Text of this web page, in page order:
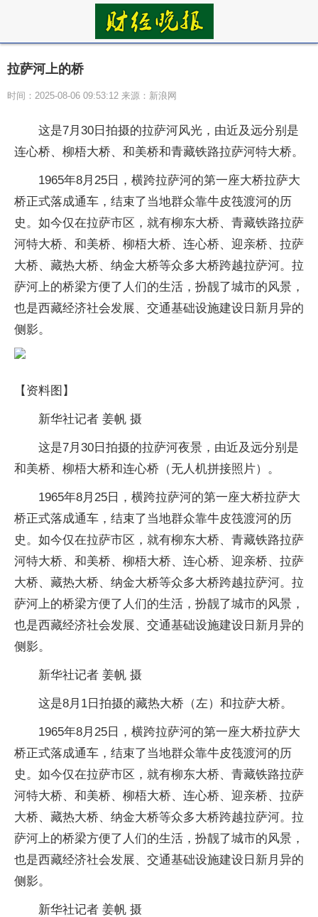
拉萨河上的桥
时间：2025-08-06 09:53:12 来源：新浪网
这是7月30日拍摄的拉萨河风光，由近及远分别是
连心桥、柳梧大桥、和美桥和青藏铁路拉萨河特大桥。
1965年8月25日，横跨拉萨河的第一座大桥拉萨大
桥正式落成通车，结束了当地群众靠牛皮筏渡河的历
史。如今仅在拉萨市区，就有柳东大桥、青藏铁路拉萨
河特大桥、和美桥、柳梧大桥、连心桥、迎亲桥、拉萨
大桥、藏热大桥、纳金大桥等众多大桥跨越拉萨河。拉
萨河上的桥梁方便了人们的生活，扮靓了城市的风景，
也是西藏经济社会发展、交通基础设施建设日新月异的
侧影。
【资料图】
新华社记者 姜帆 摄
这是7月30日拍摄的拉萨河夜景，由近及远分别是
和美桥、柳梧大桥和连心桥（无人机拼接照片）。
1965年8月25日，横跨拉萨河的第一座大桥拉萨大
桥正式落成通车，结束了当地群众靠牛皮筏渡河的历
史。如今仅在拉萨市区，就有柳东大桥、青藏铁路拉萨
河特大桥、和美桥、柳梧大桥、连心桥、迎亲桥、拉萨
大桥、藏热大桥、纳金大桥等众多大桥跨越拉萨河。拉
萨河上的桥梁方便了人们的生活，扮靓了城市的风景，
也是西藏经济社会发展、交通基础设施建设日新月异的
侧影。
新华社记者 姜帆 摄
这是8月1日拍摄的藏热大桥（左）和拉萨大桥。
1965年8月25日，横跨拉萨河的第一座大桥拉萨大
桥正式落成通车，结束了当地群众靠牛皮筏渡河的历
史。如今仅在拉萨市区，就有柳东大桥、青藏铁路拉萨
河特大桥、和美桥、柳梧大桥、连心桥、迎亲桥、拉萨
大桥、藏热大桥、纳金大桥等众多大桥跨越拉萨河。拉
萨河上的桥梁方便了人们的生活，扮靓了城市的风景，
也是西藏经济社会发展、交通基础设施建设日新月异的
侧影。
新华社记者 姜帆 摄